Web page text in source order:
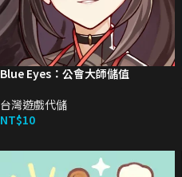
Blue Eyes：公會大師儲值
台灣遊戲代儲
NT$10